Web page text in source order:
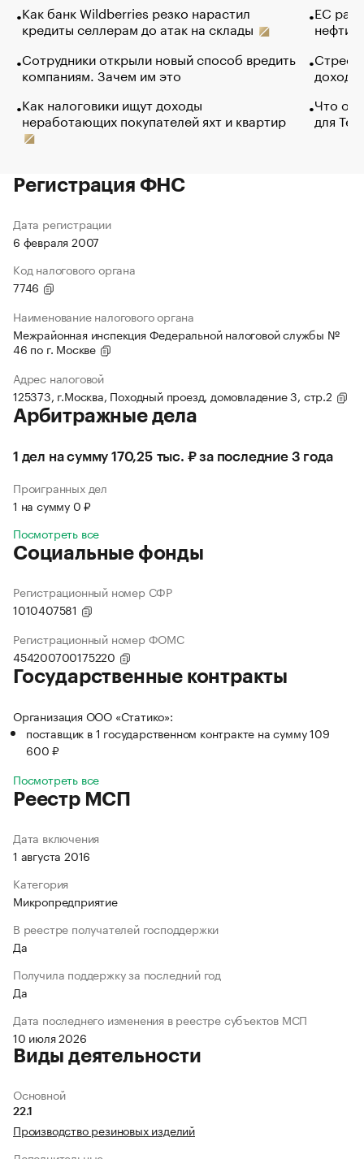
Как банк Wildberries резко нарастил
кредиты селлерам до атак на склады
Сотрудники открыли новый способ вредить
компаниям. Зачем им это
Как налоговики ищут доходы
неработающих покупателей яхт и квартир
ЕС
нефти
Что
для
Регистрация ФНС
Дата регистрации
6 февраля 2007
Код налогового органа
7746
Наименование налогового органа
Межрайонная инспекция Федеральной налоговой службы №
46 по г. Москве
Адрес налоговой
125373, г.Москва, Походный проезд, домовладение 3, стр.2
Арбитражные дела
1 дел на сумму 170,25 тыс. ₽ за последние 3 года
Проигранных дел
1 на сумму 0 ₽
Посмотреть все
Социальные фонды
Регистрационный номер СФР
1010407581
Регистрационный номер ФОМС
454200700175220
Государственные контракты
Организация ООО «Статико»:
поставщик в 1 государственном контракте на сумму 109
600 ₽
Посмотреть все
Реестр МСП
Дата включения
1 августа 2016
Категория
Микропредприятие
В реестре получателей господдержки
Да
Получила поддержку за последний год
Да
Дата последнего изменения в реестре субъектов МСП
10 июля 2026
Виды деятельности
Основной
22.1
Производство резиновых изделий